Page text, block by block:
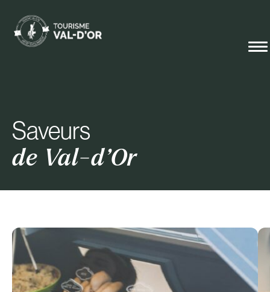
Saveurs
de Val-d’Or